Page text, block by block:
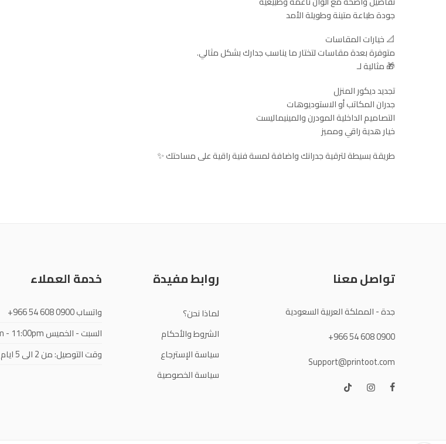
جودة طباعة متينة وطويلة الأمد
📐 خيارات المقاسات
متوفرة بعدة مقاسات لتختار ما يناسب جدارك بشكل مثالي.
🎁 مثالية لـ
تجديد ديكور المنزل
جدران المكاتب أو الاستوديوهات
التصاميم الداخلية المودرن والمينيماليست
خيار هدية راقي ومميز
طريقة بسيطة لترقية جدرانك واضافة لمسة فنية راقية على مساحتك ✨
تواصل معنا
جدة - المملكة العربية السعودية
+966 54 608 0900
Support@printoot.com
روابط مفيدة
لماذا نحن؟
الشروط والأحكام
سياسة الإسترجاع
سياسة الخصوصية
خدمة العملاء
واتساب+966 54 608 0900
السبت - الخميس- 11:00pm
وقت التوصيل: من 2 الى 5 ايام عمل